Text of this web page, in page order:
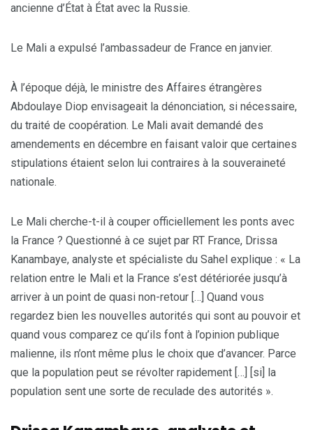
ancienne d’État à État avec la Russie.
Le Mali a expulsé l’ambassadeur de France en janvier.
À l’époque déjà, le ministre des Affaires étrangères
Abdoulaye Diop envisageait la dénonciation, si nécessaire,
du traité de coopération. Le Mali avait demandé des
amendements en décembre en faisant valoir que certaines
stipulations étaient selon lui contraires à la souveraineté
nationale.
Le Mali cherche-t-il à couper officiellement les ponts avec
la France ? Questionné à ce sujet par RT France, Drissa
Kanambaye, analyste et spécialiste du Sahel explique : « La
relation entre le Mali et la France s’est détériorée jusqu’à
arriver à un point de quasi non-retour […] Quand vous
regardez bien les nouvelles autorités qui sont au pouvoir et
quand vous comparez ce qu’ils font à l’opinion publique
malienne, ils n’ont même plus le choix que d’avancer. Parce
que la population peut se révolter rapidement […] [si] la
population sent une sorte de reculade des autorités ».